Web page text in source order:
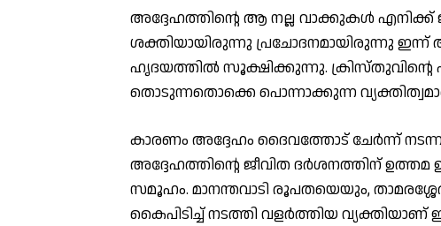
അദ്ദേഹത്തിൻ്റെ ആ നല്ല വാക്കുകൾ
ശക്തിയായിരുന്നു പ്രചോദനമായിരുന്നു ഇന്ന്
ഹൃദയത്തിൽ സൂക്ഷിക്കുന്നു. ക്രിസ്‌തുവിൻ്റെ
തൊടുന്നതൊക്കെ പൊന്നാക്കുന്ന
കാരണം അദ്ദേഹം ദൈവത്തോട് ചേർന്ന്
അദ്ദേഹത്തിന്റെ ജീവിത ദർശനത്തിന്
സമൂഹം. മാനന്തവാടി രൂപതയെയും,
കൈപിടിച്ച് നടത്തി വളർത്തിയ